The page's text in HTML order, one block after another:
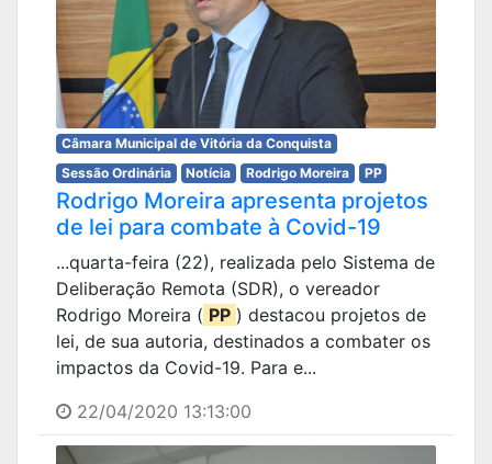
Câmara Municipal de Vitória da Conquista
Sessão Ordinária
Notícia Rodrigo Moreira PP
Rodrigo Moreira apresenta projetos
de lei para combate à Covid-19
...quarta-feira (22), realizada pelo Sistema de
Deliberação Remota (SDR), o vereador
Rodrigo Moreira ( PP ) destacou projetos de
lei, de sua autoria, destinados a combater os
impactos da Covid-19. Para e...
22/04/2020 13:13:00